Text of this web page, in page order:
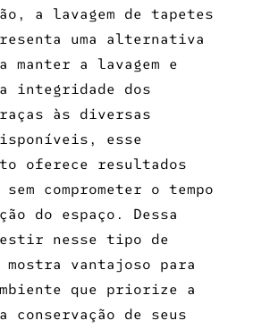
a lavagem de tapetes
uma alternativa
manter a lavagem e
integridade dos
às diversas
esse
oferece resultados
comprometer o tempo
do espaço. Dessa
nesse tipo de
mostra vantajoso para
que priorize a
conservação de seus